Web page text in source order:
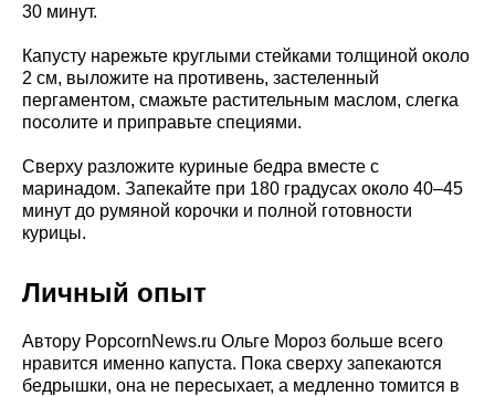
30 минут.
Капусту нарежьте круглыми стейками толщиной около
2 см, выложите на противень, застеленный
пергаментом, смажьте растительным маслом, слегка
посолите и приправьте специями.
Сверху разложите куриные бедра вместе с
маринадом. Запекайте при 180 градусах около 40–45
минут до румяной корочки и полной готовности
курицы.
Личный опыт
Автору PopcornNews.ru Ольге Мороз больше всего
нравится именно капуста. Пока сверху запекаются
бедрышки, она не пересыхает, а медленно томится в